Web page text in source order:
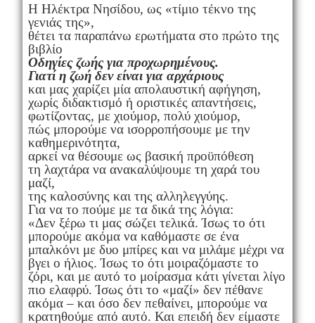
Η Ηλέκτρα Νησίδου, ως «τίμιο τέκνο της
γενιάς της»,
θέτει τα παραπάνω ερωτήματα στο πρώτο της
βιβλίο
Οδηγίες ζωής για προχωρημένους.
Γιατί η ζωή δεν είναι για αρχάριους
και μας χαρίζει μία απολαυστική αφήγηση,
χωρίς διδακτισμό ή οριστικές απαντήσεις,
φωτίζοντας, με χιούμορ, πολύ χιούμορ,
πώς μπορούμε να ισορροπήσουμε με την
καθημερινότητα,
αρκεί να θέσουμε ως βασική προϋπόθεση
τη λαχτάρα να ανακαλύψουμε τη χαρά του
μαζί,
της καλοσύνης και της αλληλεγγύης.
Για να το πούμε με τα δικά της λόγια:
«Δεν ξέρω τι μας σώζει τελικά. Ίσως το ότι
μπορούμε ακόμα να καθόμαστε σε ένα
μπαλκόνι με δυο μπίρες και να μιλάμε μέχρι να
βγει ο ήλιος. Ίσως το ότι μοιραζόμαστε το
ζόρι, και με αυτό το μοίρασμα κάτι γίνεται λίγο
πιο ελαφρύ. Ίσως ότι το «μαζί» δεν πέθανε
ακόμα – και όσο δεν πεθαίνει, μπορούμε να
κρατηθούμε από αυτό. Και επειδή δεν είμαστε